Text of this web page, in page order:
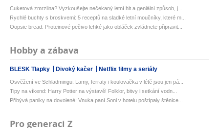
Cuketová zmrzlina? Vyzkoušejte nečekaný letní hit a geniální způsob, j...
Rychlé buchty s broskvemi: 5 receptů na sladké letní moučníky, které m...
Oopsie bread: Proteinové pečivo lehké jako obláček zvládnete připravit...
Hobby a zábava
BLESK Tlapky Divoký kačer Netflix filmy a seriály
Osvěžení ve Schladmingu: Lamy, ferraty i koulovačka v létě jsou jen pá...
Tipy na víkend: Harry Potter na výstavě! Folklor, bitvy i setkání vodn...
Přibývá paniky na dovolené: Vnuka paní Soni v hotelu poštípaly štěnice...
Pro generaci Z